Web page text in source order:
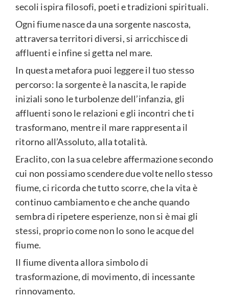
secoli ispira filosofi, poeti e tradizioni spirituali.
Ogni fiume nasce da una sorgente nascosta,
attraversa territori diversi, si arricchisce di
affluenti e infine si getta nel mare.
In questa metafora puoi leggere il tuo stesso
percorso: la sorgente è la nascita, le rapide
iniziali sono le turbolenze dell’infanzia, gli
affluenti sono le relazioni e gli incontri che ti
trasformano, mentre il mare rappresenta il
ritorno all’Assoluto, alla totalità.
Eraclito, con la sua celebre affermazione secondo
cui non possiamo scendere due volte nello stesso
fiume, ci ricorda che tutto scorre, che la vita è
continuo cambiamento e che anche quando
sembra di ripetere esperienze, non si è mai gli
stessi, proprio come non lo sono le acque del
fiume.
Il fiume diventa allora simbolo di
trasformazione, di movimento, di incessante
rinnovamento.